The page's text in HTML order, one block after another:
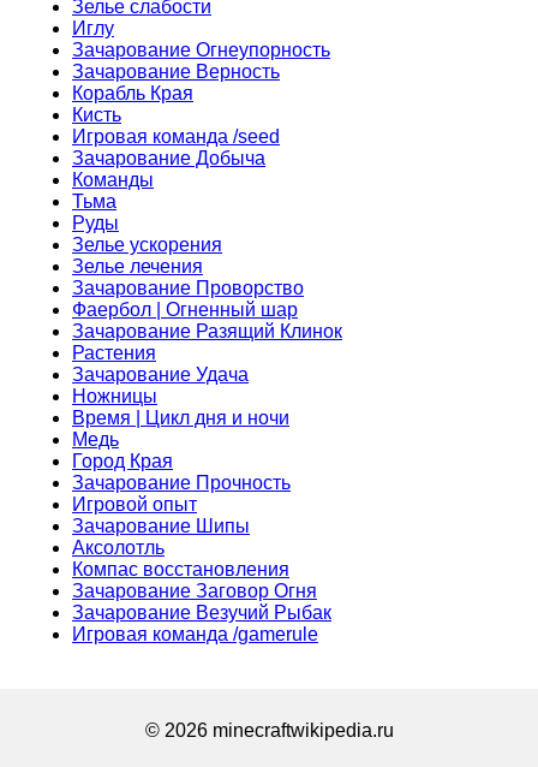
Зелье слабости
Иглу
Зачарование Огнеупорность
Зачарование Верность
Корабль Края
Кисть
Игровая команда /seed
Зачарование Добыча
Команды
Тьма
Руды
Зелье ускорения
Зелье лечения
Зачарование Проворство
Фаербол | Огненный шар
Зачарование Разящий Клинок
Растения
Зачарование Удача
Ножницы
Время | Цикл дня и ночи
Медь
Город Края
Зачарование Прочность
Игровой опыт
Зачарование Шипы
Аксолотль
Компас восстановления
Зачарование Заговор Огня
Зачарование Везучий Рыбак
Игровая команда /gamerule
© 2026 minecraftwikipedia.ru